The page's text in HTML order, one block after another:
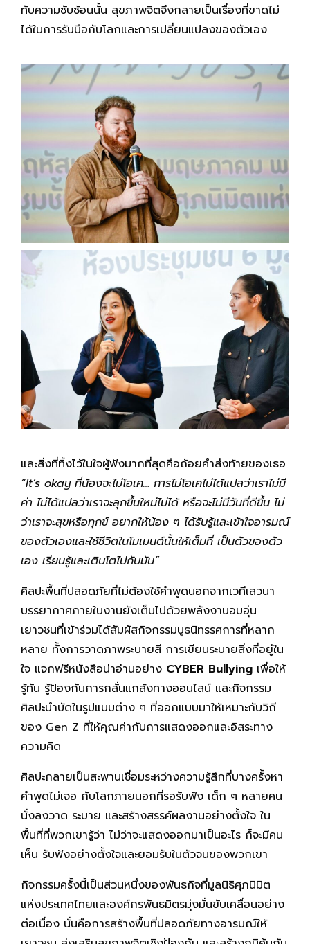
ทับความซับซ้อนนั้น สุขภาพจิตจึงกลายเป็นเรื่องที่ขาดไม่
ได้ในการรับมือกับโลกและการเปลี่ยนแปลงของตัวเอง
และสิ่งที่ทิ้งไว้ในใจผู้ฟังมากที่สุดคือถ้อยคำส่งท้ายของเธอ
“It’s okay ที่น้องจะไม่โอเค… การไม่โอเคไม่ได้แปลว่าเราไม่มี
ค่า ไม่ได้แปลว่าเราจะลุกขึ้นใหม่ไม่ได้ หรือจะไม่มีวันที่ดีขึ้น ไม่
ว่าเราจะสุขหรือทุกข์ อยากให้น้อง ๆ ได้รับรู้และเข้าใจอารมณ์
ของตัวเองและใช้ชีวิตในโมเมนต์นั้นให้เต็มที่ เป็นตัวของตัว
เอง เรียนรู้และเติบโตไปกับมัน”
ศิลปะพื้นที่ปลอดภัยที่ไม่ต้องใช้คำพูดนอกจากเวทีเสวนา
บรรยากาศภายในงานยังเต็มไปด้วยพลังงานอบอุ่น
เยาวชนที่เข้าร่วมได้สัมผัสกิจกรรมบูธนิทรรศการที่หลาก
หลาย ทั้งการวาดภาพระบายสี การเขียนระบายสิ่งที่อยู่ใน
ใจ แจกฟรีหนังสือน่าอ่านอย่าง CYBER Bullying เพื่อให้
รู้ทัน รู้ป้องกันการกลั่นแกล้งทางออนไลน์ และกิจกรรม
ศิลปะบำบัดในรูปแบบต่าง ๆ ที่ออกแบบมาให้เหมาะกับวิถี
ของ Gen Z ที่ให้คุณค่ากับการแสดงออกและอิสระทาง
ความคิด
ศิลปะกลายเป็นสะพานเชื่อมระหว่างความรู้สึกที่บางครั้งหา
คำพูดไม่เจอ กับโลกภายนอกที่รอรับฟัง เด็ก ๆ หลายคน
นั่งลงวาด ระบาย และสร้างสรรค์ผลงานอย่างตั้งใจ ใน
พื้นที่ที่พวกเขารู้ว่า ไม่ว่าจะแสดงออกมาเป็นอะไร ก็จะมีคน
เห็น รับฟังอย่างตั้งใจและยอมรับในตัวจนของพวกเขา
กิจกรรมครั้งนี้เป็นส่วนหนึ่งของพันธกิจที่มูลนิธิศุภนิมิต
แห่งประเทศไทยและองค์กรพันธมิตรมุ่งมั่นขับเคลื่อนอย่าง
ต่อเนื่อง นั่นคือการสร้างพื้นที่ปลอดภัยทางอารมณ์ให้